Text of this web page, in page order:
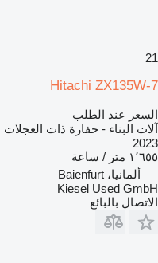
21
Hitachi ZX135W-7
السعر عند الطلب
آلات البناء - حفارة ذات العجلات
2023
١٬٦٥٥ متر / ساعة
ألمانيا، Baienfurt
Kiesel Used GmbH
الاتصال بالبائع